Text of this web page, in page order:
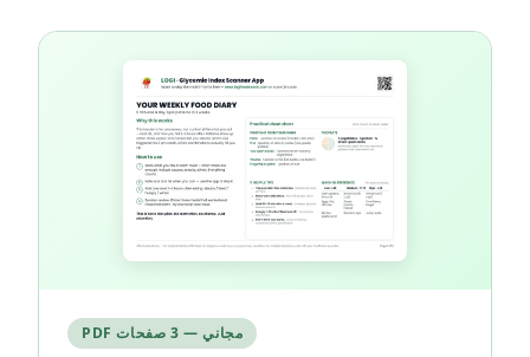
PDF مجاني — 3 صفحات